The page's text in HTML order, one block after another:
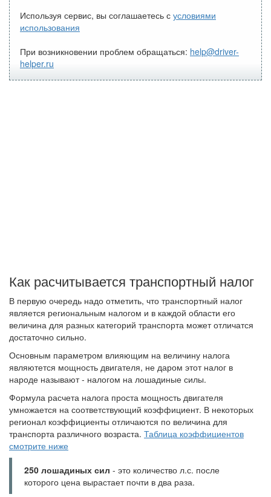
Используя сервис, вы соглашаетесь с условиями
использования
При возникновении проблем обращаться: help@driver-
helper.ru
Как расчитывается транспортный налог
В первую очередь надо отметить, что транспортный налог
является региональным налогом и в каждой области его
величина для разных категорий транспорта может отличатся
достаточно сильно.
Основным параметром влияющим на величину налога
являютется мощность двигателя, не даром этот налог в
народе называют - налогом на лошадиные силы.
Формула расчета налога проста мощность двигателя
умножается на соответствующий коэффициент. В некоторых
регионал коэффициенты отличаются по величина для
транспорта различного возраста. Таблица коэффициентов
смотрите ниже
250 лошадиных сил - это количество л.с. после
которого цена вырастает почти в два раза.